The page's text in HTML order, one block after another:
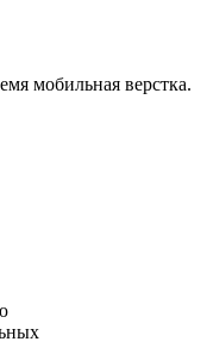
мобильная верстка.